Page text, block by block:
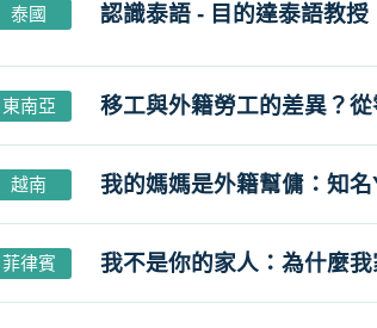
泰國 認識泰語 - 目的達泰語教授
東南亞 移工與外籍勞工的差異？
越南 我的媽媽是外籍幫傭：知
菲律賓 我不是你的家人：為什麼